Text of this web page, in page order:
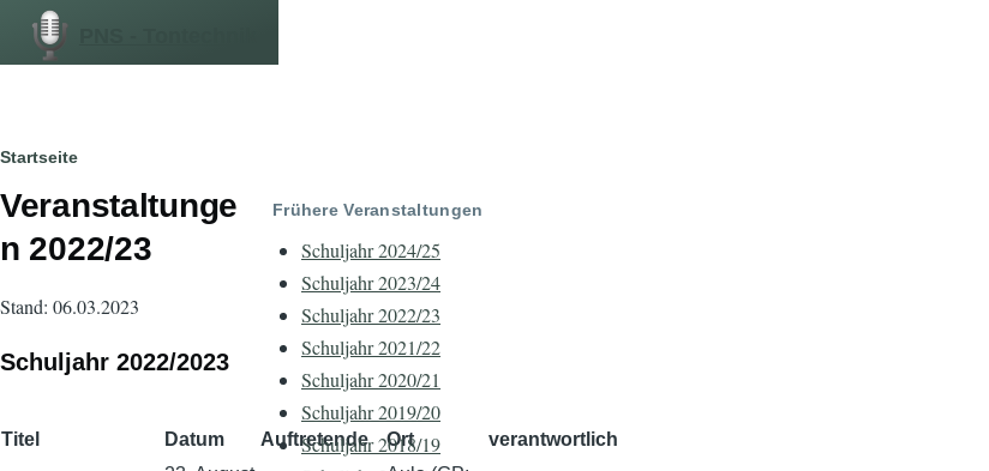
Direkt zum Inhalt
Pfadnavigation
Startseite
Veranstaltunge
n 2022/23
Stand: 06.03.2023
Schuljahr 2022/2023
Titel Datum Auftretende Ort verantwortlich
Frühere Veranstaltungen
Schuljahr 2024/25
Schuljahr 2023/24
Schuljahr 2022/23
Schuljahr 2021/22
Schuljahr 2020/21
Schuljahr 2019/20
Schuljahr 2018/19